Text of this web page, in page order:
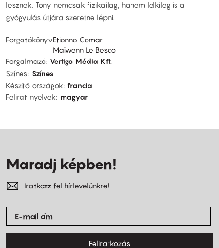
lesznek. Tony nemcsak fizikailag, hanem lelkileg is a
gyógyulás útjára szeretne lépni.
ForgatókönyvEtienne Comar
Maïwenn Le Besco
Forgalmazó Vertigo Média Kft.
Színes Színes
Készítő országok francia
Felirat nyelvek
magyar
Maradj képben!
Iratkozz fel hírlevelünkre!
Feliratkozás